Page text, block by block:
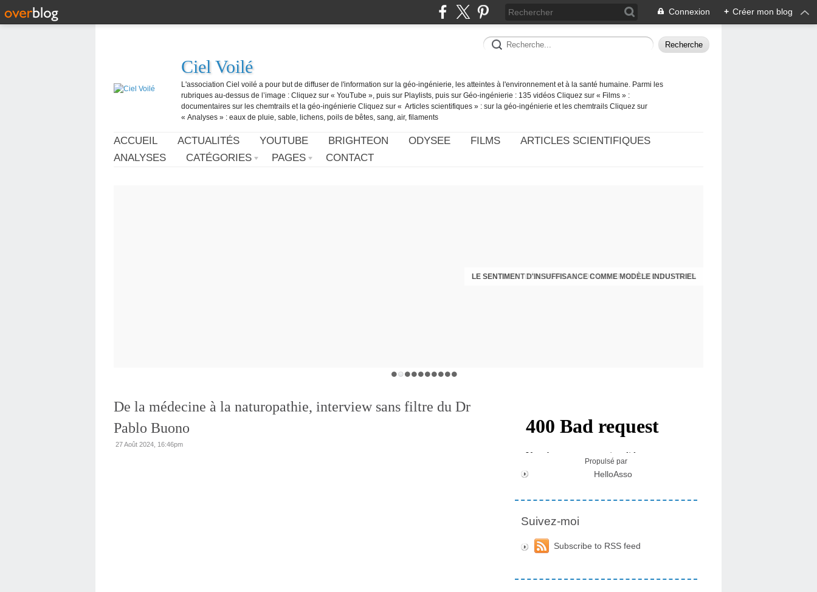
Connexion + Créer mon blog
Ciel Voilé
L'association Ciel voilé a pour but de diffuser de l'information sur la géo-ingénierie, les atteintes à l'environnement et à la santé humaine. Parmi les
rubriques au-dessus de l’image : Cliquez sur « YouTube », puis sur Playlists, puis sur Géo-ingénierie : 135 vidéos Cliquez sur « Films » :
documentaires sur les chemtrails et la géo-ingénierie Cliquez sur « Articles scientifiques » : sur la géo-ingénierie et les chemtrails Cliquez sur
« Analyses » : eaux de pluie, sable, lichens, poils de bêtes, sang, air, filaments
ACCUEIL ACTUALITÉS YOUTUBE BRIGHTEON ODYSEE FILMS
ARTICLES SCIENTIFIQUES
ANALYSES
CATÉGORIES PAGES CONTACT
LE SENTIMENT D'INSUFFISANCE COMME MODÈLE INDUSTRIEL
DÉNI MÉDICAL SUR LES EFFETS SECONDAIRES
De la médecine à la naturopathie, interview sans filtre du Dr
Pablo Buono
27 Août 2024, 16:46pm
Propulsé par
HelloAsso
Suivez-moi
Subscribe to RSS feed